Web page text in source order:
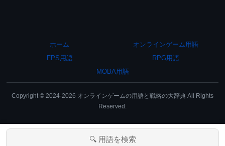
ホーム
オンラインゲーム用語
FPS用語
RPG用語
MOBA用語
Copyright © 2024-2026 オンラインゲームの用語と戦略の大辞典 All Rights
Reserved.
🔍 用語を検索